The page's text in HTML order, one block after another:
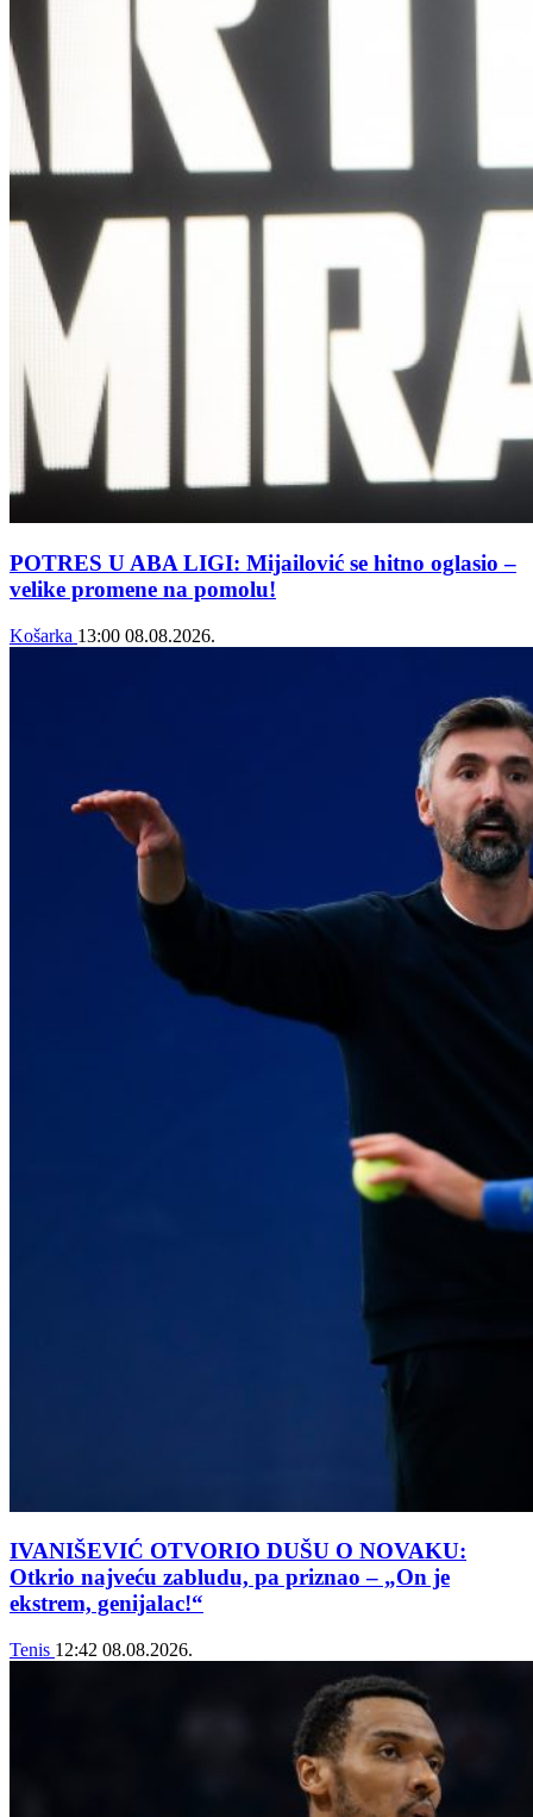
POTRES U ABA LIGI: Mijailović se hitno oglasio –
velike promene na pomolu!
Košarka 13:00 08.08.2026.
IVANIŠEVIĆ OTVORIO DUŠU O NOVAKU:
Otkrio najveću zabludu, pa priznao – „On je
ekstrem, genijalac!“
Tenis 12:42 08.08.2026.